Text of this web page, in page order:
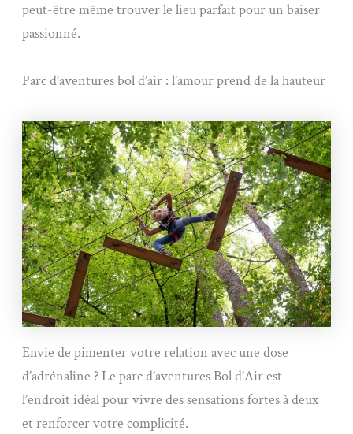
peut-être même trouver le lieu parfait pour un baiser
passionné.
Parc d’aventures bol d’air : l’amour prend de la hauteur
Envie de pimenter votre relation avec une dose
d’adrénaline ? Le parc d’aventures Bol d’Air est
l’endroit idéal pour vivre des sensations fortes à deux
et renforcer votre complicité.